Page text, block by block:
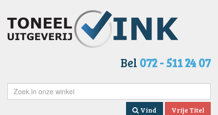
Bel 072 - 511 24 07
Vind Vrije Titel